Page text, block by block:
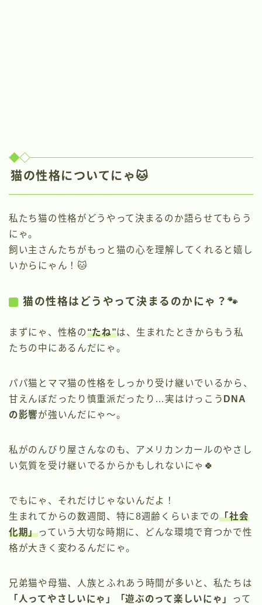
猫の性格についてにゃ🐱
私たち猫の性格がどうやって決まるのか語らせてもらう
にゃ。
飼い主さんたちがもっと猫の心を理解してくれると嬉し
いからにゃん！🐱
猫の性格はどうやって決まるのかにゃ？🐾
まずにゃ、性格の“たね”は、生まれたときからもう私
たちの中にあるんだにゃ。
パパ猫とママ猫の性格をしっかり受け継いでいるから、
甘えんぼだったり慎重派だったり…実はけっこう DNA
の影響が強いんだにゃ〜。
私がのんびり屋さんなのも、アメリカンカールのやさし
い気質を受け継いでるからかもしれないにゃ🍀
でもにゃ、それだけじゃないんだよ！
生まれてからの数週間、特に8週齢くらいまでの「社会
化期」っていう大切な時期に、どんな環境で育つかで性
格が大きく変わるんだにゃ。
兄弟猫や母猫、人族とふれあう時間が多いと、私たちは
「人ってやさしいにゃ」「遊ぶのって楽しいにゃ」
って